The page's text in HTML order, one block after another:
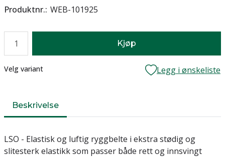
Produktnr. WEB-101925
Kjøp
Lager
Velg variant Legg i ønskeliste
Beskrivelse
LSO - Elastisk og luftig ryggbelte i ekstra stødig og
slitesterk elastikk som passer både rett og innsvingt